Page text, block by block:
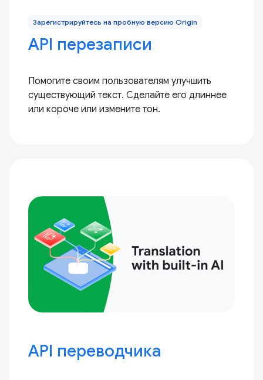
Зарегистрируйтесь на пробную версию Origin
API перезаписи
Помогите своим пользователям улучшить
существующий текст. Сделайте его длиннее
или короче или измените тон.
API переводчика